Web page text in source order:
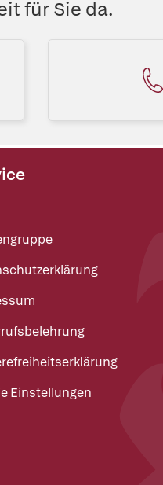
für Sie da.
Einstellungen